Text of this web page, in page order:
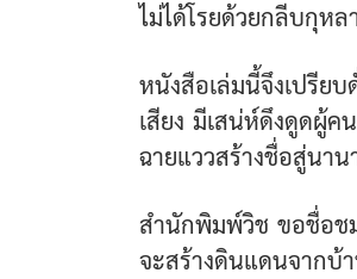
ไม่ได้โรยด้วยกลีบกุห
หนังสือเล่มนี้จึงเปรีย
เสียง มีเสน่ห์ดึงดูดผู้
ฉายแววสร้างชื่อสู่นาน
สำนักพิมพ์วิช ขอชื่อช
จะสร้างดินแดนจากบ้